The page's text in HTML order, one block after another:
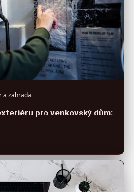
a zahrada
pro venkovský dům: